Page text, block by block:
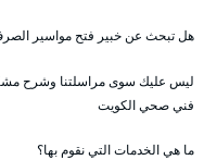
هل تبحث عن خبير فتح مواسير
ليس عليك سوى مراسلتنا وشرح
فني صحي الكويت
ما هي الخدمات التي نقوم بها؟